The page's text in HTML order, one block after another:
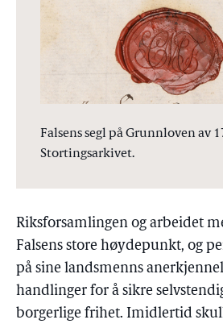
Falsens segl på Grunnloven av
Stortingsarkivet.
Riksforsamlingen og arbeidet
Falsens store høydepunkt, og
på sine landsmenns
handlinger for å sikre
borgerlige frihet. Imidlertid